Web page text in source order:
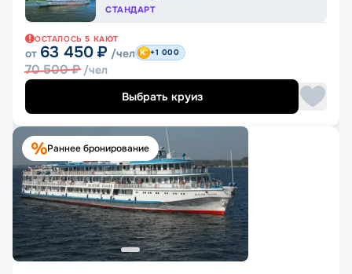
СТАНДАРТ
ОСТАЛОСЬ 5 КАЮТ
от 63 450 ₽ /чел
70 500₽ /чел
+1 000
Выбрать круиз
Раннее бронирование